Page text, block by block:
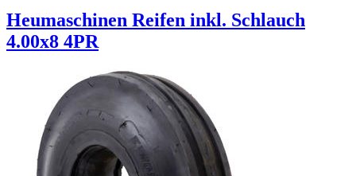
Heumaschinen Reifen inkl. Schlauch
4.00x8 4PR